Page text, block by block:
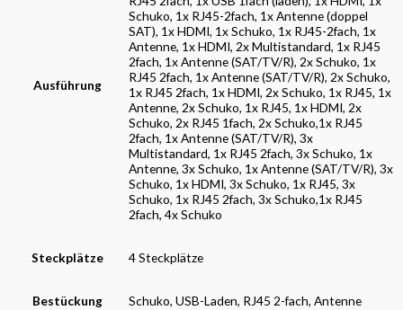
Ausführung
Schuko, 1x RJ45-2fach, 1x Antenne (doppel
SAT), 1x HDMI, 1x Schuko, 1x RJ45-2fach, 1x
Antenne, 1x HDMI, 2x Multistandard, 1x RJ45
2fach, 1x Antenne (SAT/TV/R), 2x Schuko, 1x
RJ45 2fach, 1x Antenne (SAT/TV/R), 2x Schuko,
1x RJ45 2fach, 1x HDMI, 2x Schuko, 1x RJ45, 1x
Antenne, 2x Schuko, 1x RJ45, 1x HDMI, 2x
Schuko, 2x RJ45 1fach, 2x Schuko,1x RJ45
2fach, 1x Antenne (SAT/TV/R), 3x
Multistandard, 1x RJ45 2fach, 3x Schuko, 1x
Antenne, 3x Schuko, 1x Antenne (SAT/TV/R), 3x
Schuko, 1x HDMI, 3x Schuko, 1x RJ45, 3x
Schuko, 1x RJ45 2fach, 3x Schuko,1x RJ45
2fach, 4x Schuko
Steckplätze 4 Steckplätze
Bestückung Schuko, USB-Laden, RJ45 2-fach, Antenne